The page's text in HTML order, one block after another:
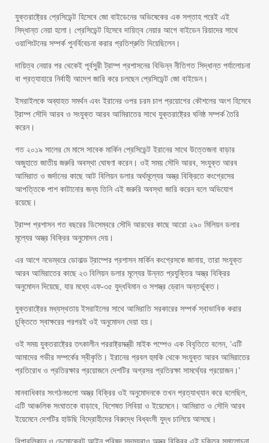
যুক্তরাষ্ট্রের প্রেসিডেন্ট হিসেবে জো বাইডেনের অভিষেকের এক সপ্তাহ পরেই এই
সিদ্ধান্ত নেয়া হলো। প্রেসিডেন্ট হিসেবে দায়িত্ব নেয়ার আগে বাইডেন রিয়াদের সাথে
ওয়াশিংটনের সম্পর্ক পুনর্বিবেচনা করার প্রতিশ্রুতি দিয়েছিলেন।
দায়িত্ব নেয়ার পর থেকেই পূর্বসুরী ট্রাম্প প্রশাসনের বিভিন্ন নীতিগত সিদ্ধান্ত পর্যালোচনা
বা প্রত্যাহারে নির্বাহী আদেশ জারি করে চলছেন প্রেসিডেন্ট জো বাইডেন।
ইসরাইলকে অব্যাহত সমর্থন এবং ইরানের ওপর চরম চাপ প্রয়োগের কৌশলের অংশ হিসেবে
ট্রাম্প সৌদি আরব ও সংযুক্ত আরব আমিরাতের সাথে যুক্তরাষ্ট্রের ঘনিষ্ঠ সম্পর্ক তৈরি
করেন।
গত ২০১৯ সালের মে মাসে সাবেক মার্কিন প্রেসিডেন্ট ইরানের সাথে উত্তেজনা বাড়ার
অজুহাতে জাতীয় জরুরি অবস্থা ঘোষণা করেন। ওই সময় সৌদি আরব, সংযুক্ত আরব
আমিরাত ও জর্দানের কাছে আট বিলিয়ন ডলার অর্থমূল্যের অস্ত্র বিক্রিতে কংগ্রেসের
আপত্তিকে পাশ কাটানোর জন্য তিনি এই জরুরি অবস্থা জারি করেন বলে অভিযোগ
রয়েছে।
ট্রাম্প প্রশাসন গত বছরের ডিসেম্বরে সৌদি আরবের কাছে আরো ২৯০ মিলিয়ন ডলার
মূল্যের অস্ত্র বিক্রির অনুমোদন দেয়।
এর আগে নভেম্বরে ডোনাল্ড ট্রাম্পের প্রশাসন মার্কিন কংগ্রেসকে জানায়, তারা সংযুক্ত
আরব আমিরাতের কাছে ২৩ বিলিয়ন ডলার মূল্যের উন্নত প্রযুক্তির অস্ত্র বিক্রির
অনুমোদন দিয়েছে, যার মধ্যে এফ-৩৫ যুদ্ধবিমান ও সশস্ত্র ড্রোন অন্তর্ভুক্ত।
যুক্তরাষ্ট্রের মধ্যস্থতায় ইসরাইলের সাথে আমিরাতি সরকারের সম্পর্ক স্বাভাবিক করার
চুক্তিতে স্বাক্ষরের পরপরই ওই অনুমোদন দেয়া হয়।
ওই সময় যুক্তরাষ্ট্রের তৎকালীন পররাষ্ট্রমন্ত্রী মাইক পম্পেও এক বিবৃতিতে বলেন, ‘এটি
আমাদের গভীর সম্পর্কের স্বীকৃতি। ইরানের প্রবল হুমকি থেকে সংযুক্ত আরব আমিরাতের
প্রতিরোধ ও প্রতিরক্ষার প্রয়োজনে দেশটির অগ্রসর প্রতিরক্ষা সামর্থ্যের প্রয়োজন।’
মানবাধিকার সংগঠনগুলো অস্ত্র বিক্রির ওই অনুমোদনকে তখন প্রত্যাখ্যান করে বলেছিল,
এটি আঞ্চলিক সংঘাতকে বাড়াবে, বিশেষত লিবিয়া ও ইয়েমেনে। আমিরাত ও সৌদি আরব
ইয়েমেনে দেশটির হাউছি বিদ্রোহীদের বিরুদ্ধে বিধ্বংসী যুদ্ধ চালিয়ে আসছে।